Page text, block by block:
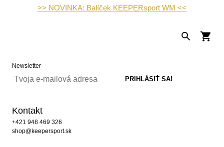
>> NOVINKA: Balíček KEEPERsport WM <<
Newsletter
Kontakt
+421 948 469 326
shop@keepersport.sk